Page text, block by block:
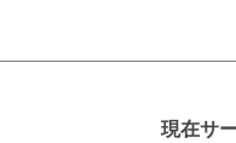
現在サ